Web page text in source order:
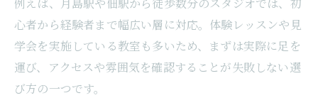
例えば、月島駅や佃駅から徒歩数分のスタジオでは、初
心者から経験者まで幅広い層に対応。体験レッスンや見
学会を実施している教室も多いため、まずは実際に足を
運び、アクセスや雰囲気を確認することが失敗しない選
び方の一つです。